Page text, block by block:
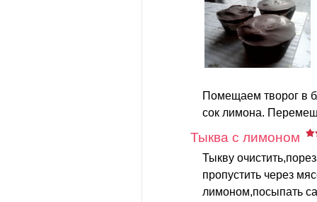
Помещаем творог в
сок лимона.
Тыква с лимоном
Тыкву
пропустить через
лимоном,посыпать